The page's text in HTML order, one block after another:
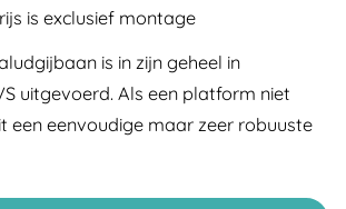
is exclusief montage
is in zijn geheel in
uitgevoerd. Als een platform niet
een eenvoudige maar zeer robuuste